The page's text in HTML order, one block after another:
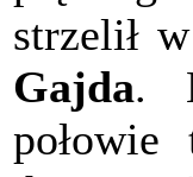
strzelił
Gajda.